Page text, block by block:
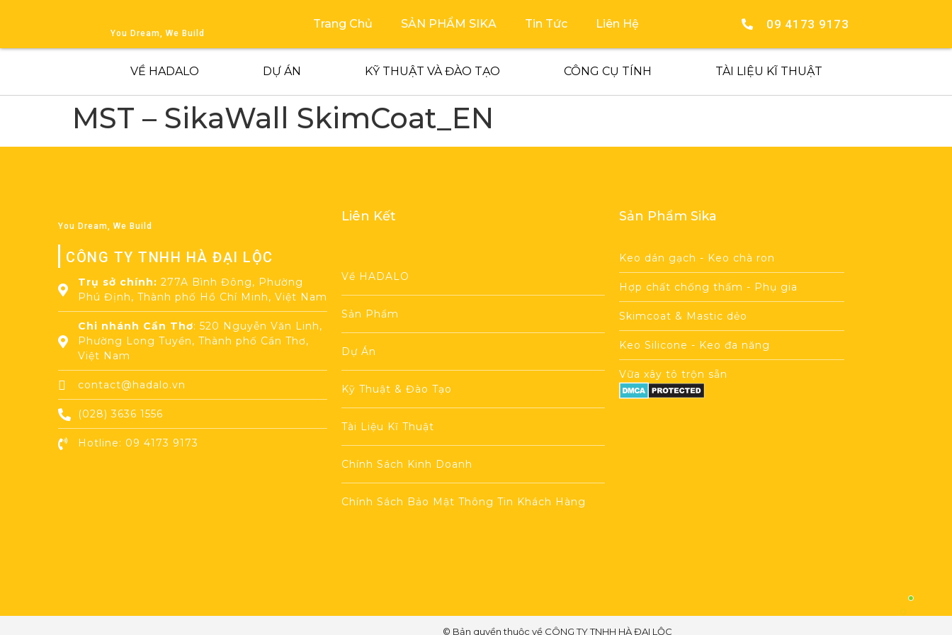
You Dream, We Build
Trang Chủ SẢN PHẨM SIKA Tin Tức Liên Hệ 09 4173 9173
VỀ HADALO DỰ ÁN KỸ THUẬT VÀ ĐÀO TẠO CÔNG CỤ TÍNH TÀI LIỆU KĨ THUẬT
MST – SikaWall SkimCoat_EN
You Dream, We Build
CÔNG TY TNHH HÀ ĐẠI LỘC
Trụ sở chính: 277A Bình Đông, Phường
Phú Định, Thành phố Hồ Chí Minh, Việt Nam
Chi nhánh Cần Thơ: 520 Nguyễn Văn Linh,
Phường Long Tuyền, Thành phố Cần Thơ,
Việt Nam
contact@hadalo.vn
(028) 3636 1556
Hotline: 09 4173 9173
Liên Kết
Về HADALO
Sản Phẩm
Dự Án
Kỹ Thuật & Đào Tạo
Tài Liệu Kĩ Thuật
Chính Sách Kinh Doanh
Chính Sách Bảo Mật Thông Tin Khách Hàng
Sản Phẩm Sika
Keo dán gạch - Keo chà ron
Hợp chất chống thấm - Phụ gia
Skimcoat & Mastic dẻo
Keo Silicone - Keo đa năng
Vữa xây tô trộn sẵn
© Bản quyền thuộc về CÔNG TY TNHH HÀ ĐẠI LỘC